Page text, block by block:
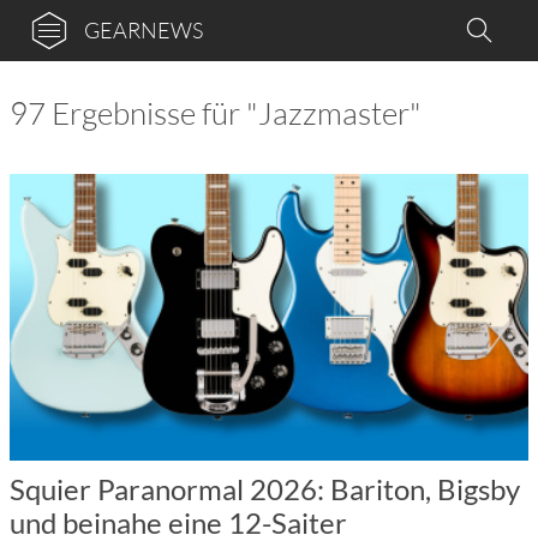
GEARNEWS
97 Ergebnisse für "Jazzmaster"
Squier Paranormal 2026: Bariton, Bigsby
und beinahe eine 12-Saiter